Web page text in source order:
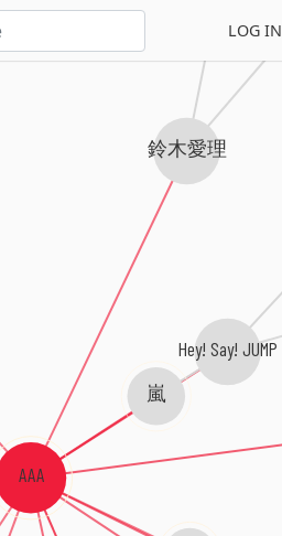
LOG IN
AAA
嵐
Hey! Say! JUMP
鈴木愛理